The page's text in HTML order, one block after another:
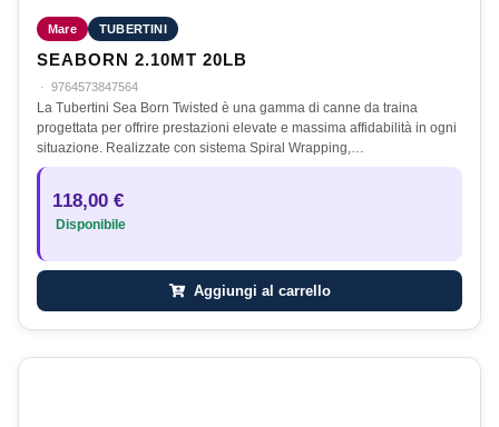
Mare TUBERTINI
SEABORN 2.10MT 20LB
· 9764573847564
La Tubertini Sea Born Twisted è una gamma di canne da traina
progettata per offrire prestazioni elevate e massima affidabilità in ogni
situazione. Realizzate con sistema Spiral Wrapping,…
118,00 €
Disponibile
Aggiungi al carrello